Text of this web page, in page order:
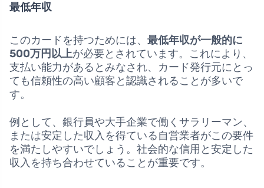
最低年収
このカードを持つためには、 最低年収が一般的に
500万円以上が必要とされています。これにより、
支払い能力があるとみなされ、カード発行元にとっ
ても信頼性の高い顧客と認識されることが多いで
す。
例として、銀行員や大手企業で働くサラリーマン、
または安定した収入を得ている自営業者がこの要件
を満たしやすいでしょう。社会的な信用と安定した
収入を持ち合わせていることが重要です。